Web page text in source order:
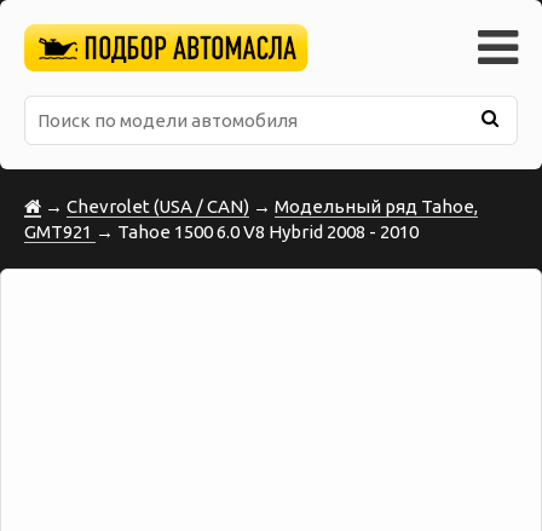
→ Chevrolet (USA / CAN) → Модельный ряд Tahoe,
GMT921 → Tahoe 1500 6.0 V8 Hybrid 2008 - 2010